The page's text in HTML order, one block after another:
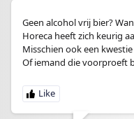
Geen alcohol vrij bier?
Horeca heeft zich keurig
Misschien ook een
Of iemand die voorproeft